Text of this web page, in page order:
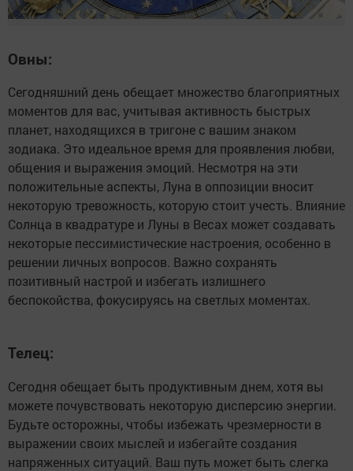
Овны:
Сегодняшний день обещает множество благоприятных
моментов для вас, учитывая активность быстрых
планет, находящихся в тригоне с вашим знаком
зодиака. Это идеальное время для проявления любви,
общения и выражения эмоций. Несмотря на эти
положительные аспекты, Луна в оппозиции вносит
некоторую тревожность, которую стоит учесть. Влияние
Солнца в квадратуре и Луны в Весах может создавать
некоторые пессимистические настроения, особенно в
решении личных вопросов. Важно сохранять
позитивный настрой и избегать излишнего
беспокойства, фокусируясь на светлых моментах.
Телец:
Сегодня обещает быть продуктивным днем, хотя вы
можете почувствовать некоторую дисперсию энергии.
Будьте осторожны, чтобы избежать чрезмерности в
выражении своих мыслей и избегайте создания
напряженных ситуаций. Ваш путь может быть слегка